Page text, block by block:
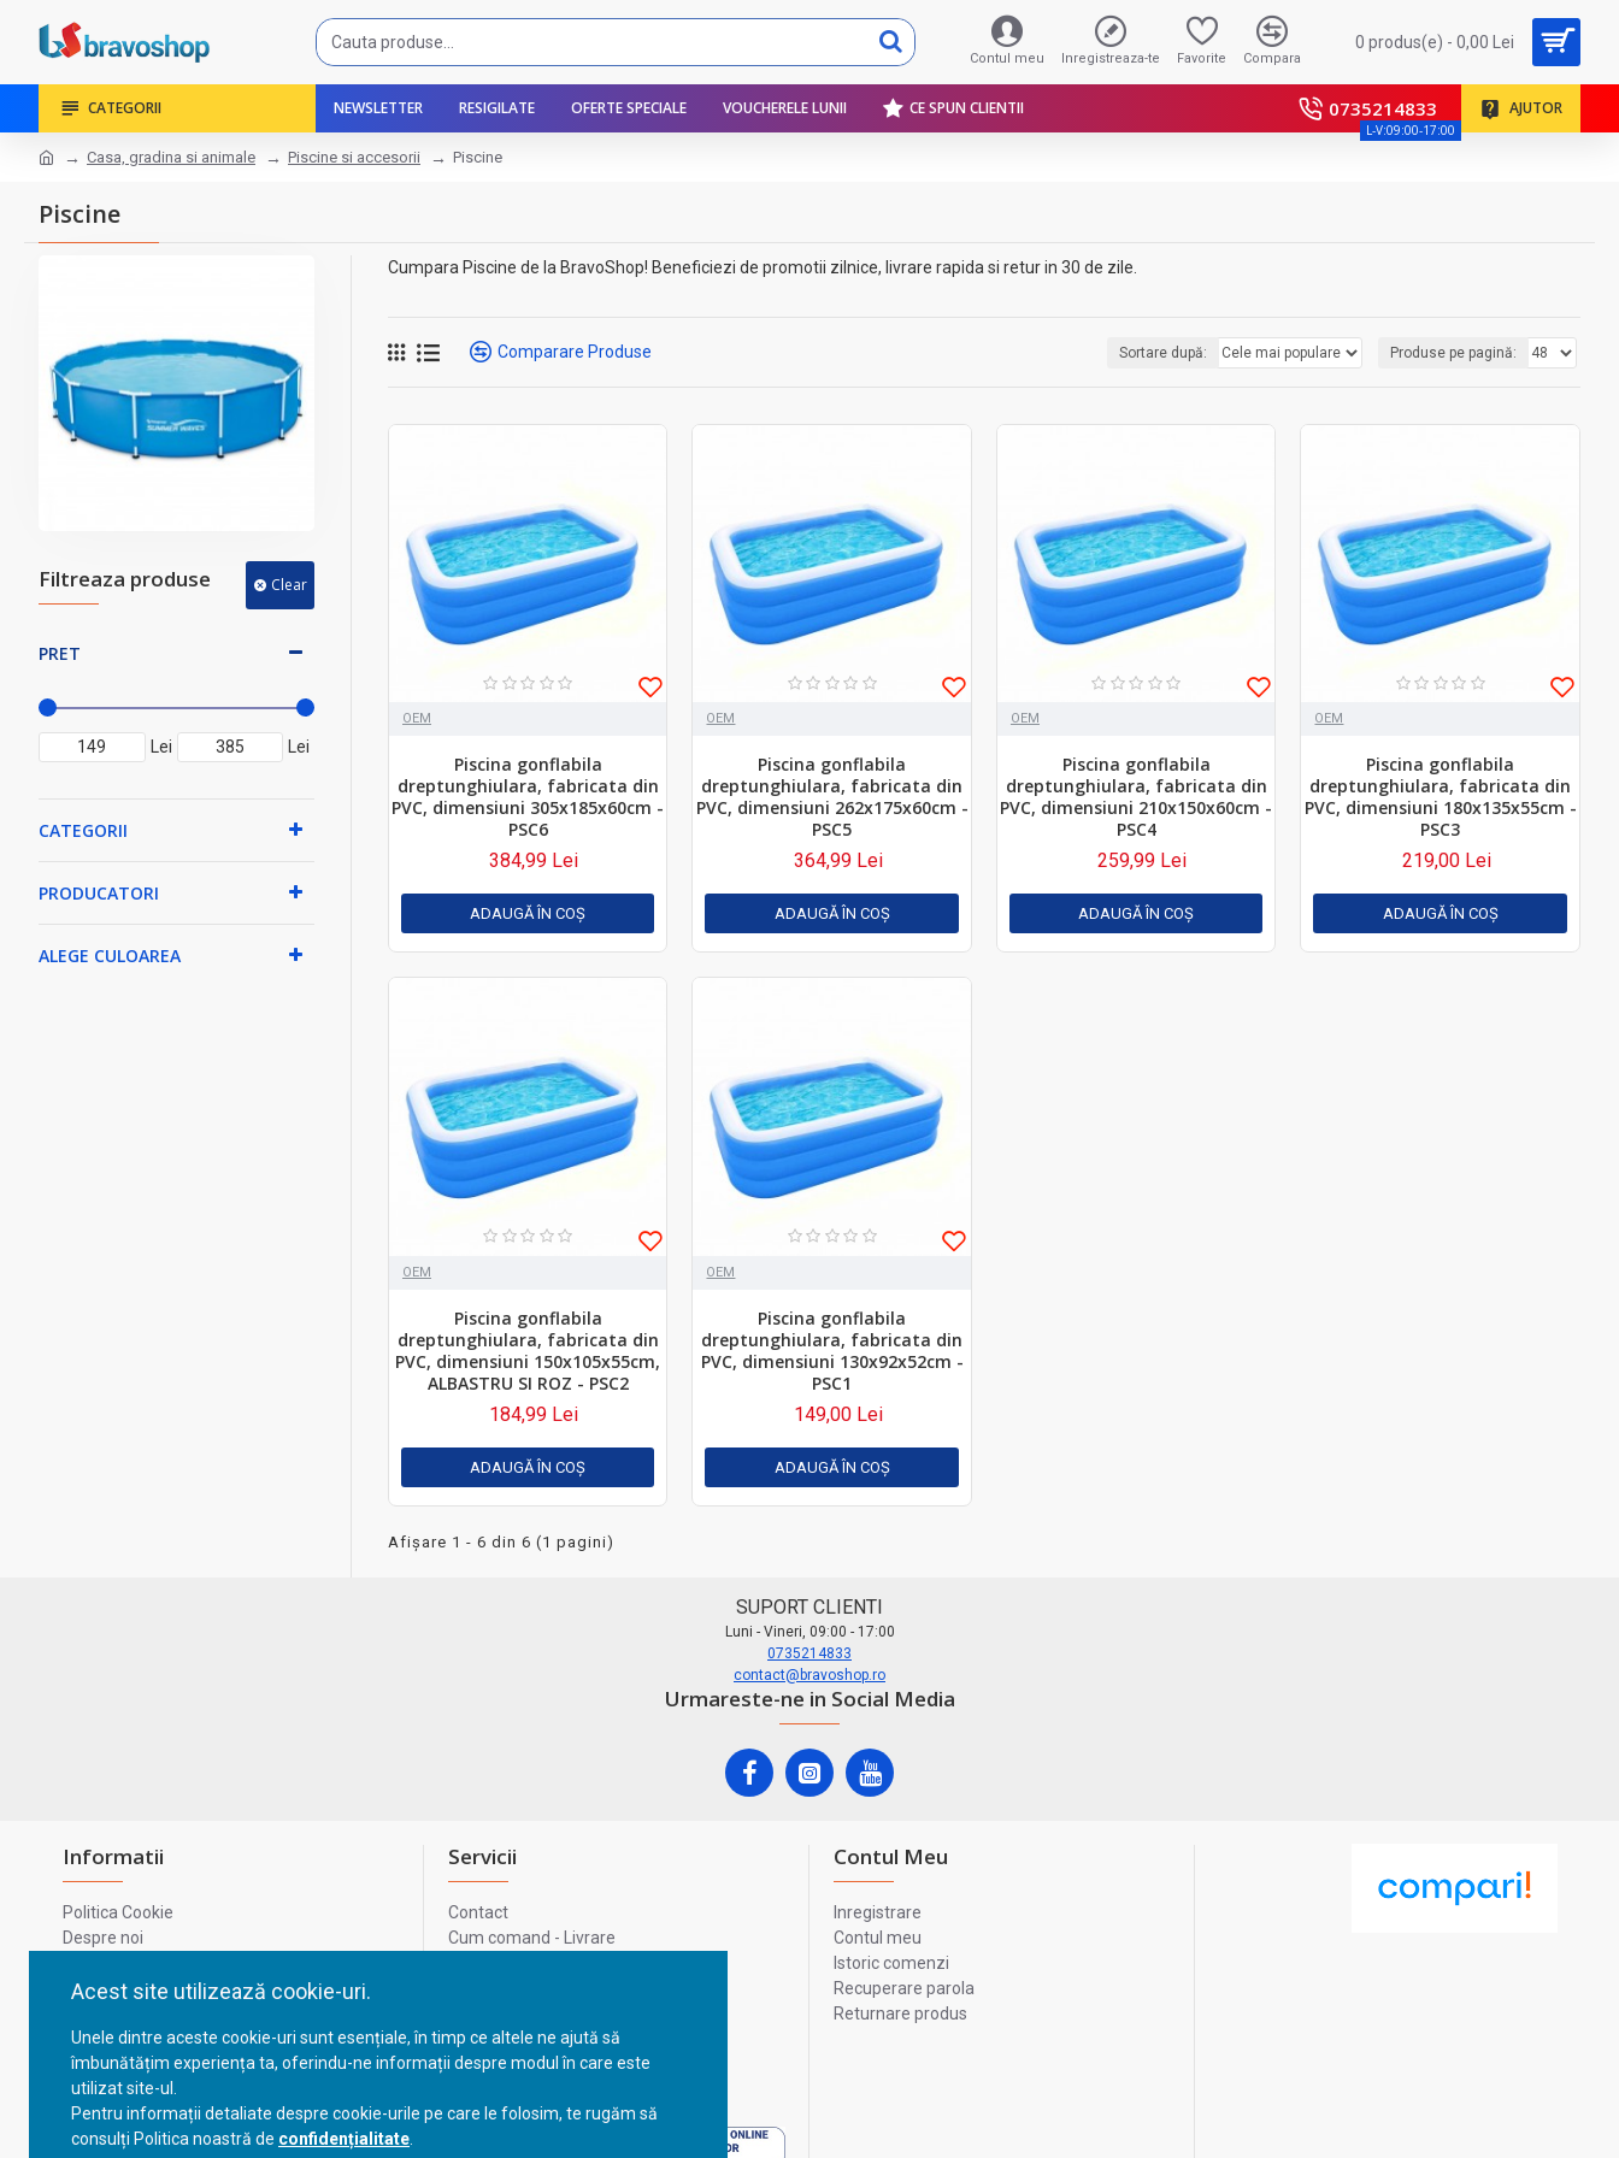
Acest site utilizează cookie-uri.
Unele dintre aceste cookie-uri sunt esențiale, în timp ce altele ne ajută să
îmbunătățim experiența ta, oferindu-ne informații despre modul în care este
utilizat site-ul.
Pentru informații detaliate despre cookie-urile pe care le folosim, te rugăm să
consulți Politica noastră de confidențialitate
Contul meu Inregistreaza-te Favorite Compara
0 produs(e) - 0,00 Lei
CATEGORII NEWSLETTER RESIGILATE OFERTE SPECIALE VOUCHERELE LUNII CE SPUN CLIENTII 0735214833
L-V:09:00-17:00
AJUTOR
Casa, gradina si animale Piscine si accesorii Piscine
Piscine
Filtreaza produse Clear
PRET
Lei Lei
CATEGORII
PRODUCATORI
ALEGE CULOAREA
Cumpara Piscine de la BravoShop! Beneficiezi de promotii zilnice, livrare rapida si retur in 30 de zile.
Comparare Produse Sortare după: Produse pe pagină:
OEM
Piscina gonflabila
dreptunghiulara, fabricata din
PVC, dimensiuni 305x185x60cm -
PSC6
384,99 Lei
ADAUGĂ ÎN COŞ
OEM
Piscina gonflabila
dreptunghiulara, fabricata din
PVC, dimensiuni 262x175x60cm -
PSC5
364,99 Lei
ADAUGĂ ÎN COŞ
OEM
Piscina gonflabila
dreptunghiulara, fabricata din
PVC, dimensiuni 210x150x60cm -
PSC4
259,99 Lei
ADAUGĂ ÎN COŞ
OEM
Piscina gonflabila
dreptunghiulara, fabricata din
PVC, dimensiuni 180x135x55cm -
PSC3
219,00 Lei
ADAUGĂ ÎN COŞ
OEM
Piscina gonflabila
dreptunghiulara, fabricata din
PVC, dimensiuni 150x105x55cm,
ALBASTRU SI ROZ - PSC2
184,99 Lei
ADAUGĂ ÎN COŞ
OEM
Piscina gonflabila
dreptunghiulara, fabricata din
PVC, dimensiuni 130x92x52cm -
PSC1
149,00 Lei
ADAUGĂ ÎN COŞ
Afişare 1 - 6 din 6 (1 pagini)
SUPORT CLIENTI
Luni - Vineri, 09:00 - 17:00
0735214833
contact@bravoshop.ro
Urmareste-ne in Social Media
Informatii
Politica Cookie
Despre noi
Confidentialitate
GDPR - Datele tale
Servicii
Contact
Cum comand - Livrare
ANPC
ANPC - SAL
Cum comand - Livrare
Contul Meu
Inregistrare
Contul meu
Istoric comenzi
Recuperare parola
Returnare produs